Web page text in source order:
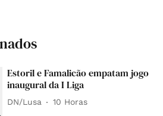
Estoril e Famalicão empatam jogo
inaugural da I Liga
DN/Lusa 10 Horas